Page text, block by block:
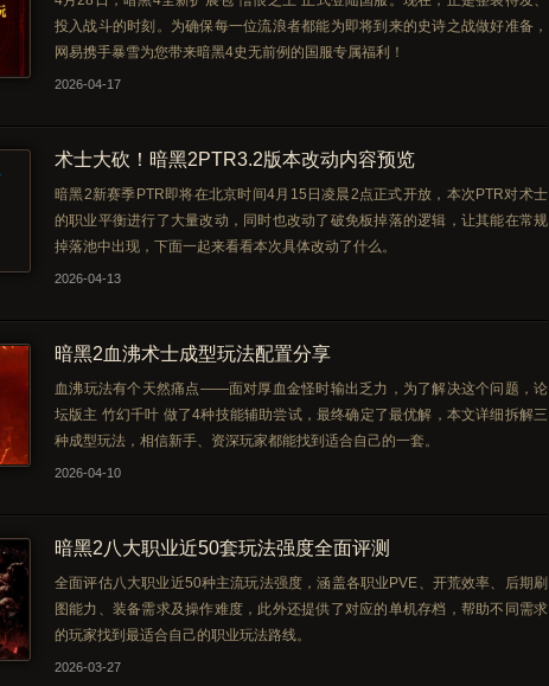
投入战斗的时刻。为确保每一位流浪者都能为即将到来的史诗之战做好准备，
网易携手暴雪为您带来暗黑4史无前例的国服专属福利！
2026-04-17
术士大砍！暗黑2PTR3.2版本改动内容预览
暗黑2新赛季PTR即将在北京时间4月15日凌晨2点正式开放，本次PTR对术士
的职业平衡进行了大量改动，同时也改动了破免板掉落的逻辑，让其能在常规
掉落池中出现，下面一起来看看本次具体改动了什么。
2026-04-13
暗黑2血沸术士成型玩法配置分享
血沸玩法有个天然痛点——面对厚血金怪时输出乏力，为了解决这个问题，论
坛版主 竹幻千叶 做了4种技能辅助尝试，最终确定了最优解，本文详细拆解三
种成型玩法，相信新手、资深玩家都能找到适合自己的一套。
2026-04-10
暗黑2八大职业近50套玩法强度全面评测
全面评估八大职业近50种主流玩法强度，涵盖各职业PVE、开荒效率、后期刷
图能力、装备需求及操作难度，此外还提供了对应的单机存档，帮助不同需求
的玩家找到最适合自己的职业玩法路线。
2026-03-27